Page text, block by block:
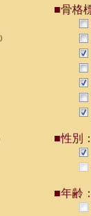
■骨格
■性別：
■年齢：